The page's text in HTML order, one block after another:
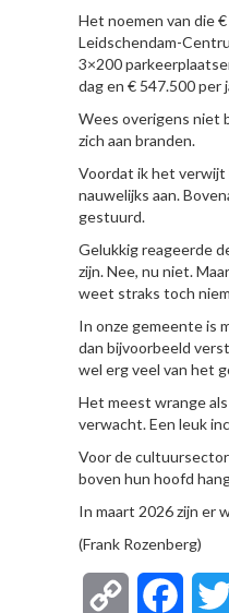
Het noemen van die
Leidschendam-
3×200
dag en € 547.500 per
Wees overigens niet
zich aan branden.
Voordat ik het verwijt
nauwelijks aan.
gestuurd.
Gelukkig reageerde
zijn. Nee, nu niet.
weet straks toch
In onze gemeente is
dan bijvoorbeeld
wel erg veel van het
Het meest wrange
verwacht. Een leuk
Voor de
boven hun hoofd
In maart 2026 zijn er
(Frank Rozenberg)
Copy